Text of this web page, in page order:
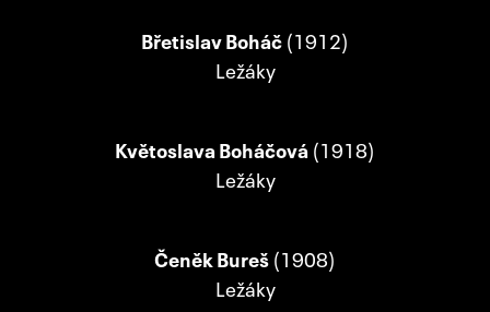
Břetislav Boháč(1912)
Ležáky
Květoslava Boháčová(1918)
Ležáky
Čeněk Bureš(1908)
Ležáky